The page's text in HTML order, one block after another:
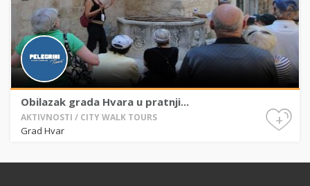
Obilazak grada Hvara u pratnji...
AKTIVNOSTI / CITY WALK TOURS
Grad Hvar
+